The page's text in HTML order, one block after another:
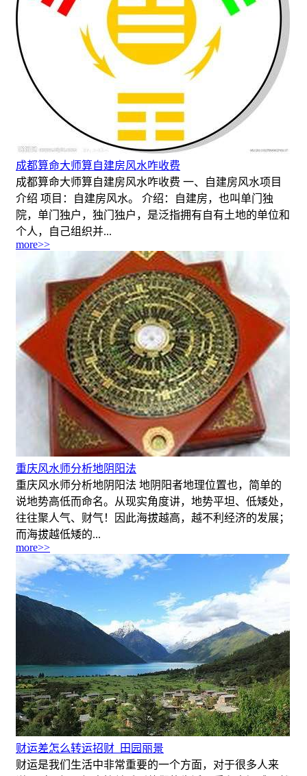
成都算命大师算自建房风水咋收费
成都算命大师算自建房风水咋收费 一、自建房风水项目
介绍 项目：自建房风水。 介绍：自建房，也叫单门独
院，单门独户，独门独户，是泛指拥有自有土地的单位和
个人，自己组织并...
more>>
重庆风水师分析地阴阳法
重庆风水师分析地阴阳法 地阴阳者地理位置也，简单的
说地势高低而命名。从现实角度讲，地势平坦、低矮处，
往往聚人气、财气！因此海拔越高，越不利经济的发展；
而海拔越低矮的...
more>>
财运差怎么转运招财_田园丽景
财运是我们生活中非常重要的一个方面，对于很多人来